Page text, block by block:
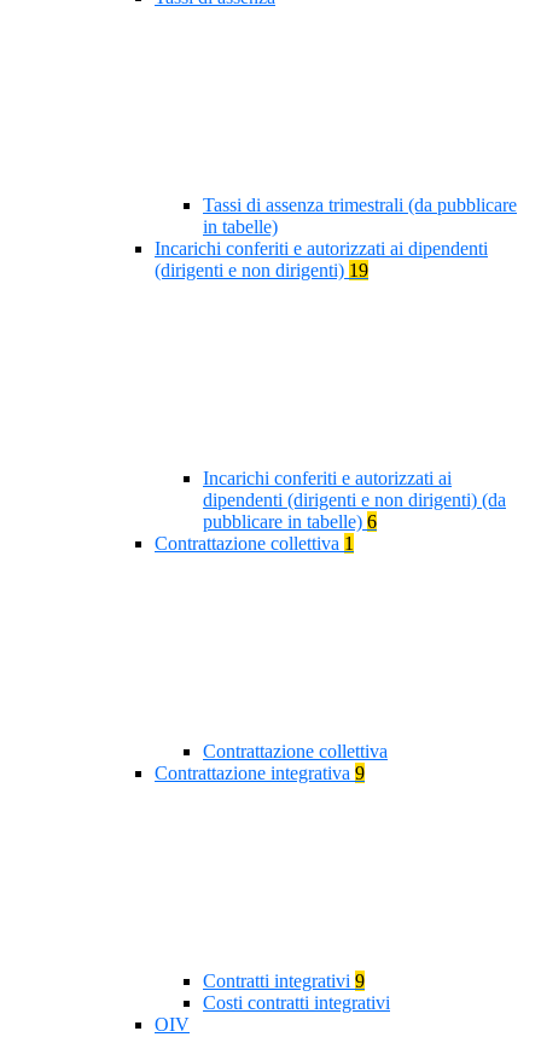
Tassi di assenza trimestrali (da pubblicare
in tabelle)
Incarichi conferiti e autorizzati ai dipendenti
(dirigenti e non dirigenti) 19
Incarichi conferiti e autorizzati ai
dipendenti (dirigenti e non dirigenti) (da
pubblicare in tabelle) 6
Contrattazione collettiva 1
Contrattazione collettiva
Contrattazione integrativa 9
Contratti integrativi 9
Costi contratti integrativi
OIV